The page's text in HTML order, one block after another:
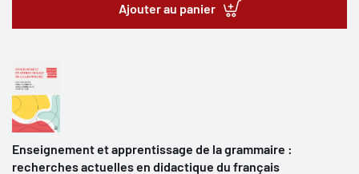
Ajouter au panier
Enseignement et apprentissage de la grammaire :
recherches actuelles en didactique du français